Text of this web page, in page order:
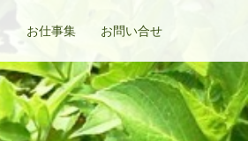
お仕事集 お問い合せ